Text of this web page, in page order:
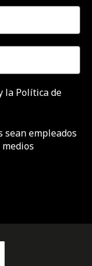
la Política de
sean empleados